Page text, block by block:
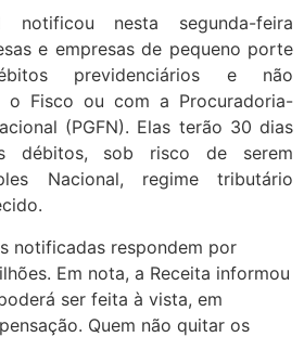
notificou nesta segunda-feira
e empresas de pequeno porte
previdenciários e não
o Fisco ou com a Procuradoria-
(PGFN). Elas terão 30 dias
débitos, sob risco de serem
Nacional, regime tributário
notificadas respondem por
Em nota, a Receita informou
ser feita à vista, em
Quem não quitar os